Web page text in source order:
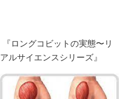
『ロングコビットの実態〜リ
アルサイエンスシリーズ』